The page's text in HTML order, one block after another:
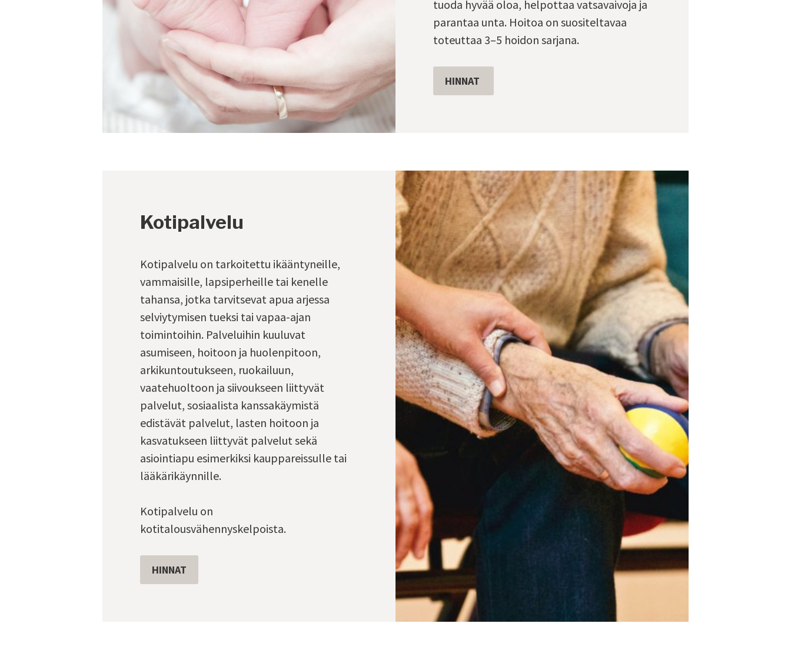
tuoda hyvää oloa, helpottaa vatsavaivoja ja
parantaa unta. Hoitoa on suositeltavaa
toteuttaa 3–5 hoidon sarjana.
HINNAT
Kotipalvelu
Kotipalvelu on tarkoitettu ikääntyneille,
vammaisille, lapsiperheille tai kenelle
tahansa, jotka tarvitsevat apua arjessa
selviytymisen tueksi tai vapaa-ajan
toimintoihin. Palveluihin kuuluvat
asumiseen, hoitoon ja huolenpitoon,
arkikuntoutukseen, ruokailuun,
vaatehuoltoon ja siivoukseen liittyvät
palvelut, sosiaalista kanssakäymistä
edistävät palvelut, lasten hoitoon ja
kasvatukseen liittyvät palvelut sekä
asiointiapu esimerkiksi kauppareissulle tai
lääkärikäynnille.
Kotipalvelu on
kotitalousvähennyskelpoista.
HINNAT